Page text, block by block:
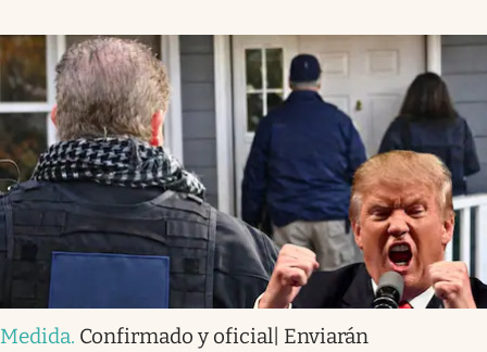
Medida. Confirmado y oficial| Enviarán